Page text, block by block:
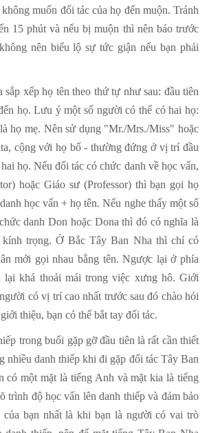
muốn đối tác của họ đến muộn. Tránh
15 phút và nếu bị muộn thì nên báo trước
nên biểu lộ sự tức giận nếu bạn phải
xếp họ tên theo thứ tự như sau: đầu tiên
họ. Lưu ý một số người có thể có hai họ:
họ mẹ. Nên sử dụng "Mr./Mrs./Miss" hoặc
cộng với họ bố - thường đứng ở vị trí đầu
họ. Nếu đối tác có chức danh về học vấn,
hoặc Giáo sư (Professor) thì bạn gọi họ
học vấn + họ tên. Nếu nghe thấy một số
danh Don hoặc Dona thì đó có nghĩa là
trọng. Ở Bắc Tây Ban Nha thì chỉ có
mới gọi nhau bằng tên. Ngược lại ở phía
lại khá thoải mái trong việc xưng hô. Giới
có vị trí cao nhất trước sau đó chào hỏi
thiệu, bạn có thể bắt tay đối tác.
trong buổi gặp gỡ đầu tiên là rất cần thiết
nhiều danh thiếp khi đi gặp đối tác Tây Ban
có một mặt là tiếng Anh và mặt kia là tiếng
trình độ học vấn lên danh thiếp và đảm bảo
của bạn nhất là khi bạn là người có vai trò